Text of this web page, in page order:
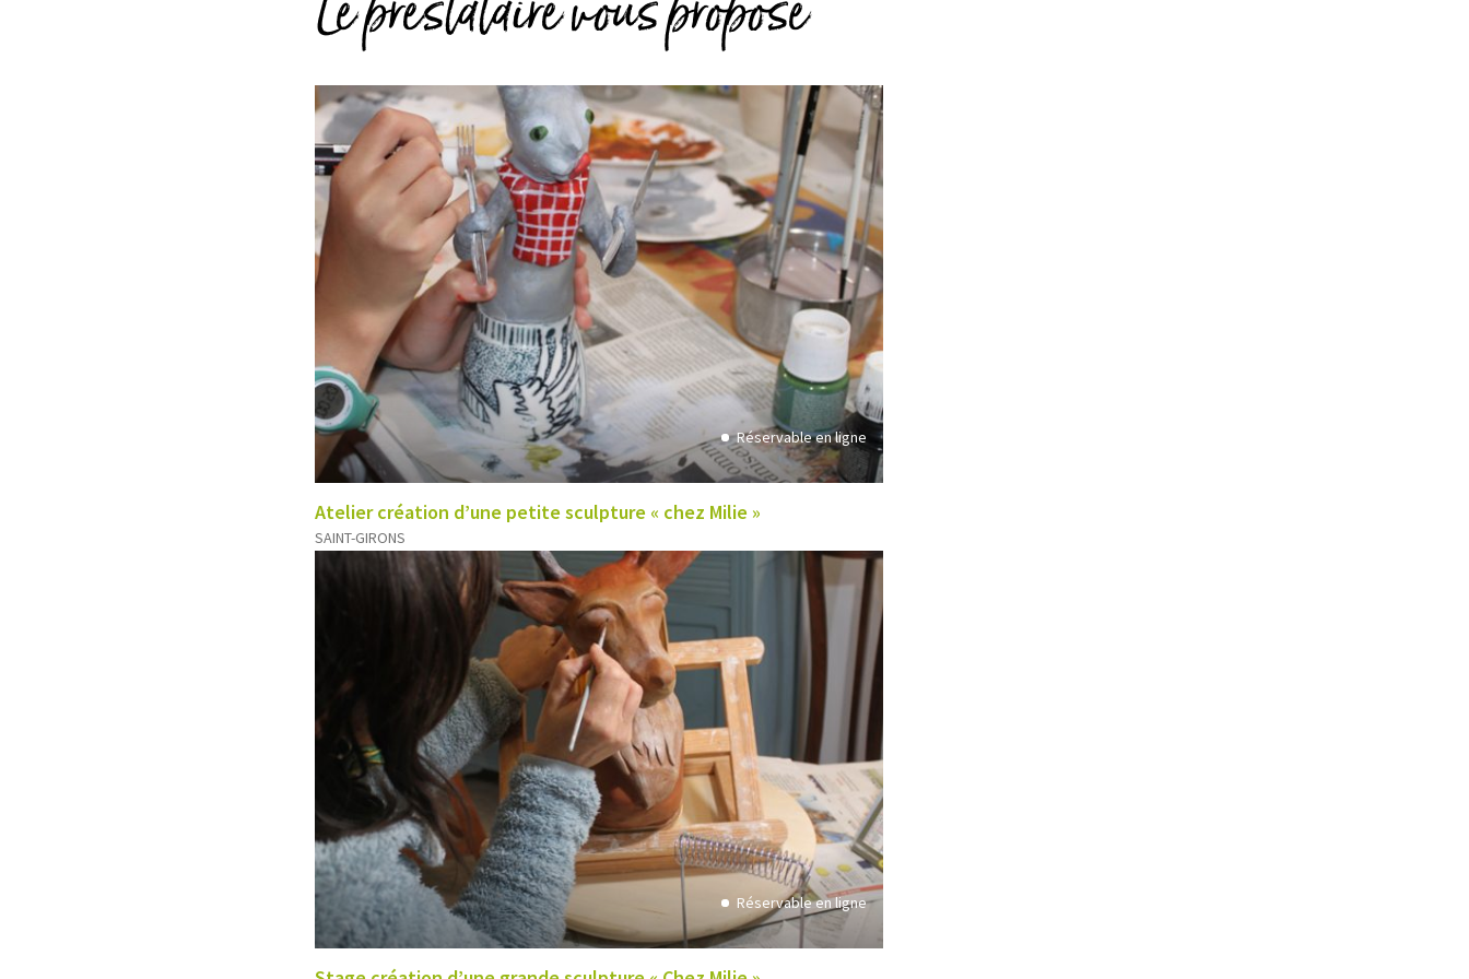
Réservable en ligne
Atelier création d’une petite sculpture « chez Milie »
SAINT-GIRONS
Réservable en ligne